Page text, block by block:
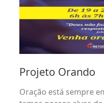
Projeto Orando
Oração está sempre